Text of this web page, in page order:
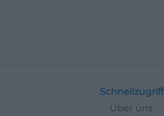
Schnellzugriff
Über uns